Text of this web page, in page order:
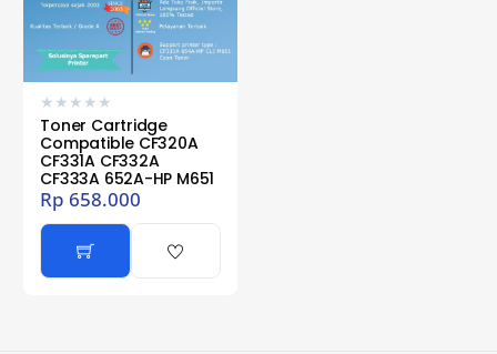
★ ★ ★ ★ ★
Toner Cartridge
Compatible CF320A
CF331A CF332A
CF333A 652A-HP M651
Rp 658.000